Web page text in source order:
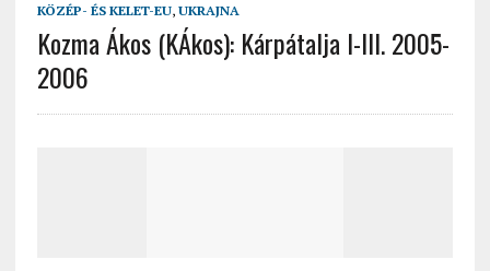
KÖZÉP- ÉS KELET-EU, UKRAJNA
Kozma Ákos (KÁkos): Kárpátalja I-III. 2005-
2006